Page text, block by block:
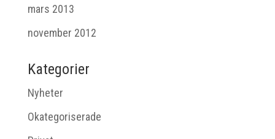
mars 2013
november 2012
Kategorier
Nyheter
Okategoriserade